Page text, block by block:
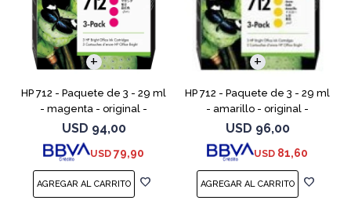
HP 712 - Paquete de 3 - 29 ml
- magenta - original -
DesignJet - cartucho de tinta
- para DesignJet Studio, T210,
T230, T250, T6
USD 94,00
USD 79,90
HP 712 - Paquete de 3 - 29 ml
- amarillo - original -
DesignJet - cartucho de tinta
- para DesignJet Studio, T210,
T230, T250, T
USD 96,00
USD 81,60